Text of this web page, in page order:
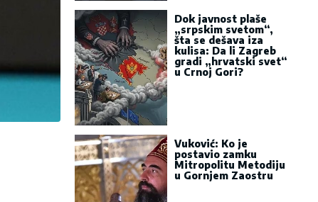
Dok javnost plaše
„srpskim svetom“,
šta se dešava iza
kulisa: Da li Zagreb
gradi „hrvatski svet“
u Crnoj Gori?
Vuković: Ko je
postavio zamku
Mitropolitu Metodiju
u Gornjem Zaostru